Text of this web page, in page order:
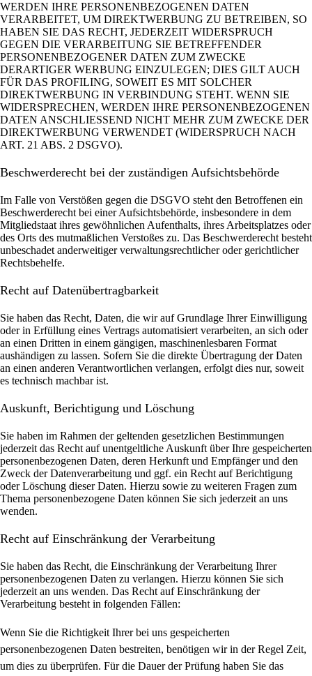
WERDEN IHRE PERSONENBEZOGENEN DATEN
VERARBEITET, UM DIREKTWERBUNG ZU BETREIBEN, SO
HABEN SIE DAS RECHT, JEDERZEIT WIDERSPRUCH
GEGEN DIE VERARBEITUNG SIE BETREFFENDER
PERSONENBEZOGENER DATEN ZUM ZWECKE
DERARTIGER WERBUNG EINZULEGEN; DIES GILT AUCH
FÜR DAS PROFILING, SOWEIT ES MIT SOLCHER
DIREKTWERBUNG IN VERBINDUNG STEHT. WENN SIE
WIDERSPRECHEN, WERDEN IHRE PERSONENBEZOGENEN
DATEN ANSCHLIESSEND NICHT MEHR ZUM ZWECKE DER
DIREKTWERBUNG VERWENDET (WIDERSPRUCH NACH
ART. 21 ABS. 2 DSGVO).
Beschwerde­recht bei der zuständigen Aufsichts­behörde
Im Falle von Verstößen gegen die DSGVO steht den Betroffenen ein
Beschwerderecht bei einer Aufsichtsbehörde, insbesondere in dem
Mitgliedstaat ihres gewöhnlichen Aufenthalts, ihres Arbeitsplatzes oder
des Orts des mutmaßlichen Verstoßes zu. Das Beschwerderecht besteht
unbeschadet anderweitiger verwaltungsrechtlicher oder gerichtlicher
Rechtsbehelfe.
Recht auf Daten­übertrag­barkeit
Sie haben das Recht, Daten, die wir auf Grundlage Ihrer Einwilligung
oder in Erfüllung eines Vertrags automatisiert verarbeiten, an sich oder
an einen Dritten in einem gängigen, maschinenlesbaren Format
aushändigen zu lassen. Sofern Sie die direkte Übertragung der Daten
an einen anderen Verantwortlichen verlangen, erfolgt dies nur, soweit
es technisch machbar ist.
Auskunft, Berichtigung und Löschung
Sie haben im Rahmen der geltenden gesetzlichen Bestimmungen
jederzeit das Recht auf unentgeltliche Auskunft über Ihre gespeicherten
personenbezogenen Daten, deren Herkunft und Empfänger und den
Zweck der Datenverarbeitung und ggf. ein Recht auf Berichtigung
oder Löschung dieser Daten. Hierzu sowie zu weiteren Fragen zum
Thema personenbezogene Daten können Sie sich jederzeit an uns
wenden.
Recht auf Einschränkung der Verarbeitung
Sie haben das Recht, die Einschränkung der Verarbeitung Ihrer
personenbezogenen Daten zu verlangen. Hierzu können Sie sich
jederzeit an uns wenden. Das Recht auf Einschränkung der
Verarbeitung besteht in folgenden Fällen:
Wenn Sie die Richtigkeit Ihrer bei uns gespeicherten
personenbezogenen Daten bestreiten, benötigen wir in der Regel Zeit,
um dies zu überprüfen. Für die Dauer der Prüfung haben Sie das